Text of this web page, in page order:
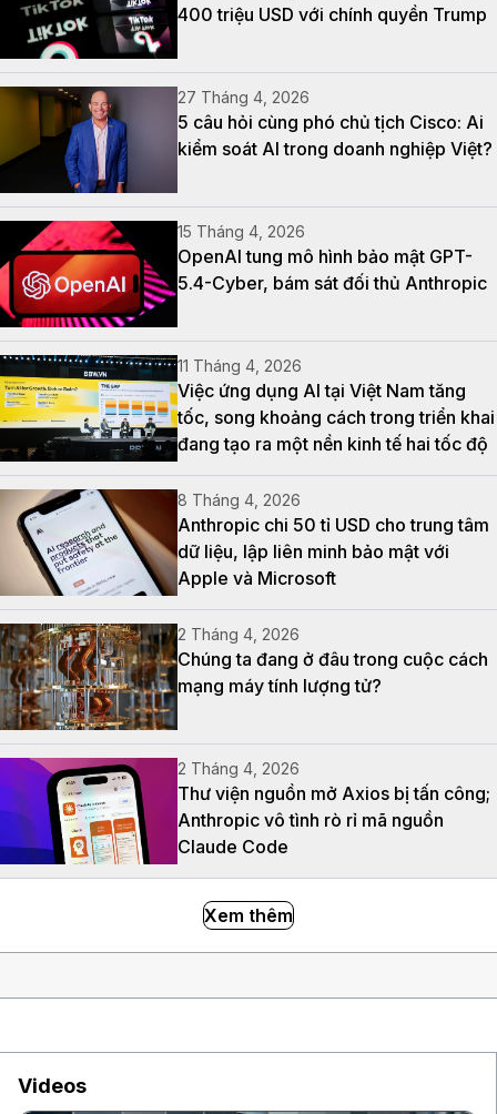
Videos
400 triệu USD với chính quyền Trump
27 Tháng 4, 2026
5 câu hỏi cùng phó chủ tịch Cisco: Ai
kiểm soát AI trong doanh nghiệp Việt?
15 Tháng 4, 2026
OpenAI tung mô hình bảo mật GPT-
5.4-Cyber, bám sát đối thủ Anthropic
11 Tháng 4, 2026
Việc ứng dụng AI tại Việt Nam tăng
tốc, song khoảng cách trong triển khai
đang tạo ra một nền kinh tế hai tốc độ
8 Tháng 4, 2026
Anthropic chi 50 tỉ USD cho trung tâm
dữ liệu, lập liên minh bảo mật với
Apple và Microsoft
2 Tháng 4, 2026
Chúng ta đang ở đâu trong cuộc cách
mạng máy tính lượng tử?
2 Tháng 4, 2026
Thư viện nguồn mở Axios bị tấn công;
Anthropic vô tình rò rỉ mã nguồn
Claude Code
Xem thêm